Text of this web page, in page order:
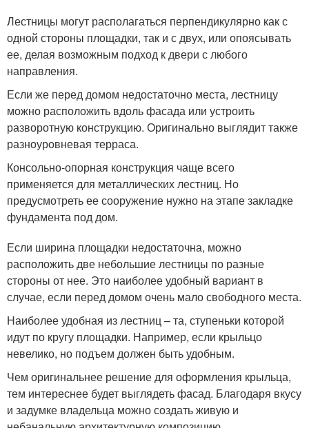
Лестницы могут располагаться перпендикулярно как с
одной стороны площадки, так и с двух, или опоясывать
ее, делая возможным подход к двери с любого
направления.
Если же перед домом недостаточно места, лестницу
можно расположить вдоль фасада или устроить
разворотную конструкцию. Оригинально выглядит также
разноуровневая терраса.
Консольно-опорная конструкция чаще всего
применяется для металлических лестниц. Но
предусмотреть ее сооружение нужно на этапе закладке
фундамента под дом.
Если ширина площадки недостаточна, можно
расположить две небольшие лестницы по разные
стороны от нее. Это наиболее удобный вариант в
случае, если перед домом очень мало свободного места.
Наиболее удобная из лестниц – та, ступеньки которой
идут по кругу площадки. Например, если крыльцо
невелико, но подъем должен быть удобным.
Чем оригинальнее решение для оформления крыльца,
тем интереснее будет выглядеть фасад. Благодаря вкусу
и задумке владельца можно создать живую и